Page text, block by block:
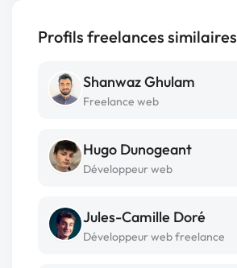
Profils freelances similaires
Shanwaz Ghulam
Freelance web
Hugo Dunogeant
Développeur web
Jules-Camille Doré
Développeur web freelance